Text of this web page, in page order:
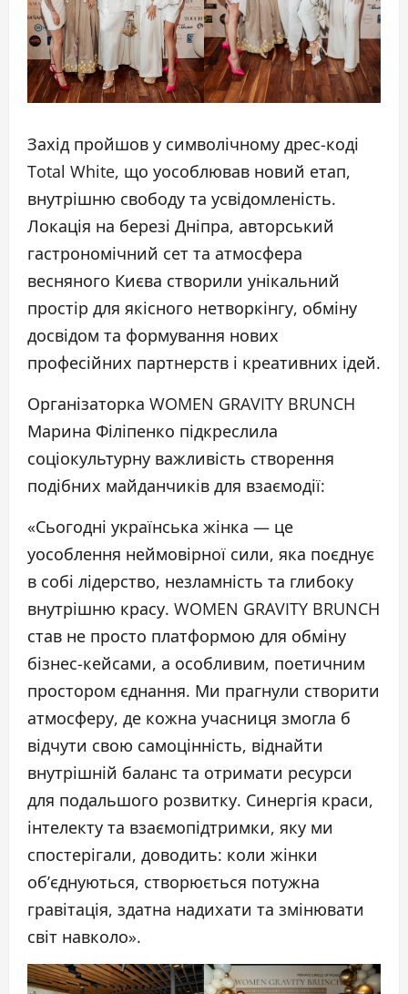
Захід пройшов у символічному дрес-коді
Total White, що уособлював новий етап,
внутрішню свободу та усвідомленість.
Локація на березі Дніпра, авторський
гастрономічний сет та атмосфера
весняного Києва створили унікальний
простір для якісного нетворкінгу, обміну
досвідом та формування нових
професійних партнерств і креативних ідей.
Організаторка WOMEN GRAVITY BRUNCH
Марина Філіпенко підкреслила
соціокультурну важливість створення
подібних майданчиків для взаємодії:
«Сьогодні українська жінка — це
уособлення неймовірної сили, яка поєднує
в собі лідерство, незламність та глибоку
внутрішню красу. WOMEN GRAVITY BRUNCH
став не просто платформою для обміну
бізнес-кейсами, а особливим, поетичним
простором єднання. Ми прагнули створити
атмосферу, де кожна учасниця змогла б
відчути свою самоцінність, віднайти
внутрішній баланс та отримати ресурси
для подальшого розвитку. Синергія краси,
інтелекту та взаємопідтримки, яку ми
спостерігали, доводить: коли жінки
об’єднуються, створюється потужна
гравітація, здатна надихати та змінювати
світ навколо».